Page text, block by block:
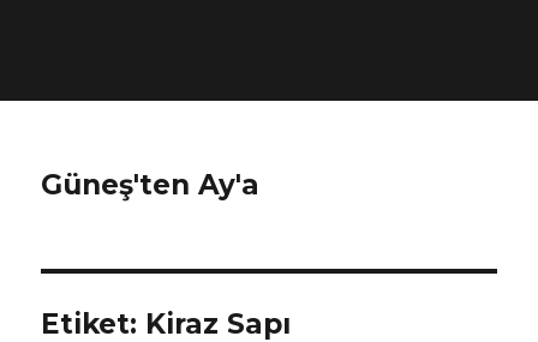
Güneş'ten Ay'a
Etiket: Kiraz Sapı